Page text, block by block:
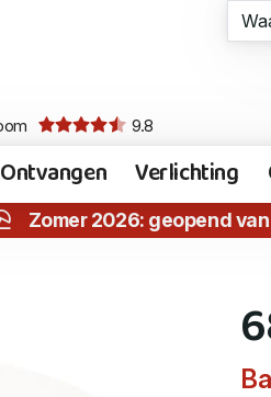
9.8
Ontvangen Verlichting
Zomer 2026: geopend